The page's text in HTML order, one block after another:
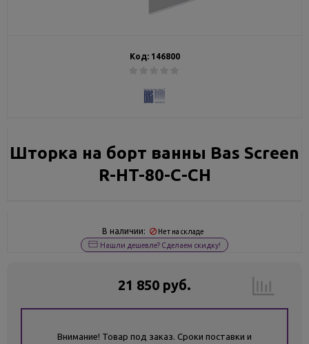
Код: 146800
Шторка на борт ванны Bas Screen
R-HT-80-C-CH
В наличии: Нет на складе
Нашли дешевле? Сделаем скидку!
21 850 руб.
Внимание! Товар под заказ. Сроки поставки и